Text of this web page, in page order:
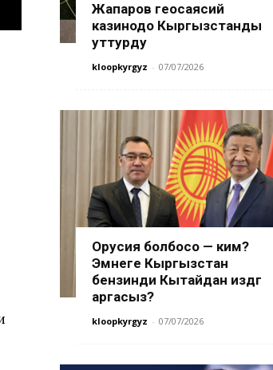
Жапаров геосаясий
казинодо Кыргызстанды
уттурду
kloopkyrgyz - 07/07/2026
Орусия болбосо — ким?
Эмнеге Кыргызстан
бензинди Кытайдан издөөгө
аргасыз?
kloopkyrgyz - 07/07/2026